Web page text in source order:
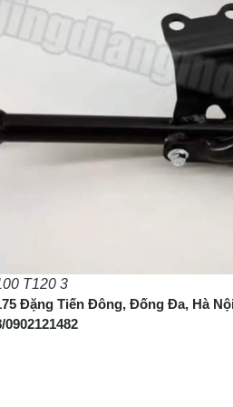
T120 3
Đặng Tiến Đông, Đống Đa, Hà